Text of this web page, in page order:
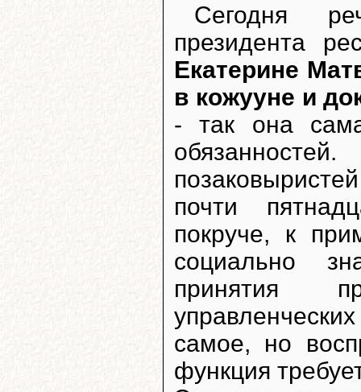
Сегодня
президента
Екатерине
в кожууне и
- так она
почти
покруче, к
социально
принятия
самое, но
функция